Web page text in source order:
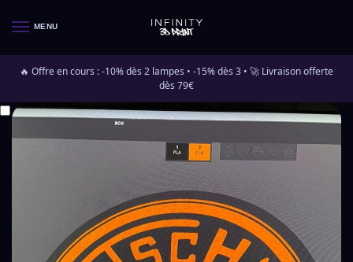
MENU
🔥 Offre en cours : -10% dès 2 lampes • -15% dès 3 • 🚀 Livraison offerte
dès 79€